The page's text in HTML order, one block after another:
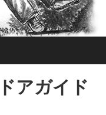
アガイド